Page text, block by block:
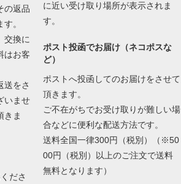
の返品
。
交換に
はお客
送をさ
いませ
きま
ださ
に近い受け取り場所が表示されま
す。
ポスト投函でお届け（ネコポスな
ど）
ポストへ投函してのお届けをさせて
頂きます。
ご不在がちでお受け取りが難しい場
合などに便利な配送方法です。
送料全国一律300円（税別）（※50
00円（税別）以上のご注文で送料
無料となります）